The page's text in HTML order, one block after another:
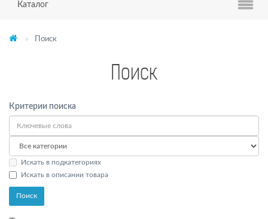
Каталог
Поиск
Поиск
Критерии поиска
Искать в подкатегориях
Искать в описании товара